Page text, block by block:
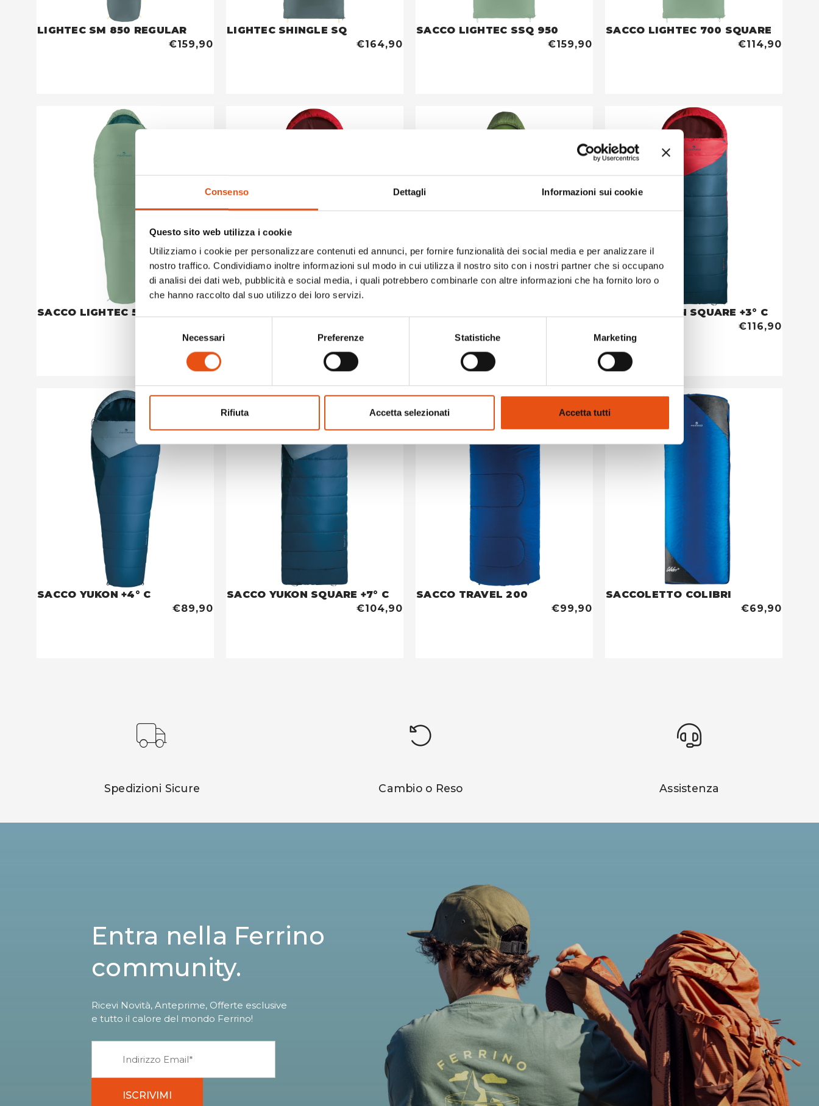
Consenso Dettagli Informazioni sui cookie
Questo sito web utilizza i cookie
Utilizziamo i cookie per personalizzare contenuti ed annunci, per fornire funzionalità dei social media e per analizzare il
nostro traffico. Condividiamo inoltre informazioni sul modo in cui utilizza il nostro sito con i nostri partner che si occupano
di analisi dei dati web, pubblicità e social media, i quali potrebbero combinarle con altre informazioni che ha fornito loro o
che hanno raccolto dal suo utilizzo dei loro servizi.
Necessari Preferenze Statistiche Marketing
Rifiuta Accetta selezionati Accetta tutti
LIGHTEC SM 850 REGULAR
€159,90
LIGHTEC SHINGLE SQ
€164,90
SACCO LIGHTEC SSQ 950
€159,90
SACCO LIGHTEC 700 SQUARE
€114,90
SACCO LIGHTEC 550
SACCO YUKON SQUARE +3° C
€116,90
SACCO YUKON +4° C
€89,90
SACCO YUKON SQUARE +7° C
€104,90
SACCO TRAVEL 200
€99,90
SACCOLETTO COLIBRI
€69,90
Spedizioni Sicure Cambio o Reso Assistenza
Entra nella Ferrino
community.
Ricevi Novità, Anteprime, Offerte esclusive
e tutto il calore del mondo Ferrino!
ISCRIVIMI